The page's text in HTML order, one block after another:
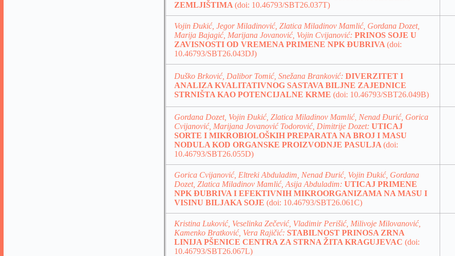
ZEMLJIŠTIMA (doi: 10.46793/SBT26.037T)
Vojin Đukić, Jegor Miladinović, Zlatica Miladinov Mamlić, Gordana Dozet,
Marija Bajagić, Marijana Jovanović, Vojin Cvijanović: PRINOS SOJE U
ZAVISNOSTI OD VREMENA PRIMENE NPK ĐUBRIVA (doi:
10.46793/SBT26.043DJ)
Duško Brković, Dalibor Tomić, Snežana Branković: DIVERZITET I
ANALIZA KVALITATIVNOG SASTAVA BILJNE ZAJEDNICE
STRNIŠTA KAO POTENCIJALNE KRME (doi: 10.46793/SBT26.049B)
Gordana Dozet, Vojin Đukić, Zlatica Miladinov Mamlić, Nenad Đurić, Gorica
Cvijanović, Marijana Jovanović Todorović, Dimitrije Dozet: UTICAJ
SORTE I MIKROBIOLOŠKIH PREPARATA NA BROJ I MASU
NODULA KOD ORGANSKE PROIZVODNJE PASULJA (doi:
10.46793/SBT26.055D)
Gorica Cvijanović, Eltreki Abduladim, Nenad Đurić, Vojin Đukić, Gordana
Dozet, Zlatica Miladinov Mamlić, Asija Abduladim: UTICAJ PRIMENE
NPK ĐUBRIVA I EFEKTIVNIH MIKROORGANIZAMA NA MASU I
VISINU BILJAKA SOJE (doi: 10.46793/SBT26.061C)
Kristina Luković, Veselinka Zečević, Vladimir Perišić, Milivoje Milovanović,
Kamenko Bratković, Vera Rajičić: STABILNOST PRINOSA ZRNA
LINIJA PŠENICE CENTRA ZA STRNA ŽITA KRAGUJEVAC (doi:
10.46793/SBT26.067L)